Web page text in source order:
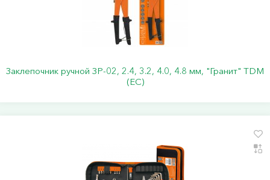
Заклепочник ручной ЗР-02, 2.4, 3.2, 4.0, 4.8 мм, "Гранит" TDM
(ЕС)